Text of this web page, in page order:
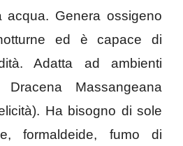
acqua. Genera ossigeno
ed è capace di
Adatta ad ambienti
Massangeana
Ha bisogno di sole
formaldeide, fumo di